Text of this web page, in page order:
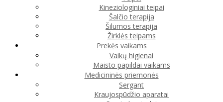
Kineziologiniai teipai
Šalčio terapija
Šilumos terapija
Žirklės teipams
Prekės vaikams
Vaikų higienai
Maisto papildai vaikams
Medicininės priemonės
Sergant
Kraujospūdžio aparatai